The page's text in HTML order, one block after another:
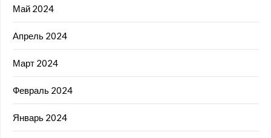
Май 2024
Апрель 2024
Март 2024
Февраль 2024
Январь 2024